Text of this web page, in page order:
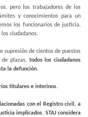
pero los trabajadores de los
y conocimientos para un
los funcionarios de justicia,
ciudadanos.
supresión de cientos de puestos
plazas, todos los ciudadanos
la defunción.
titulares e interinos.
con el Registro civil, a
implicados. STAJ considera